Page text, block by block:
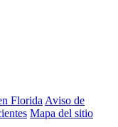
Florida Aviso de
Mapa del sitio